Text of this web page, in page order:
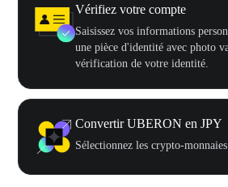
Vérifiez votre compte
Saisissez vos informations
une pièce d'identité avec photo
vérification de votre identité.
Convertir UBERON en JPY
Sélectionnez les crypto-